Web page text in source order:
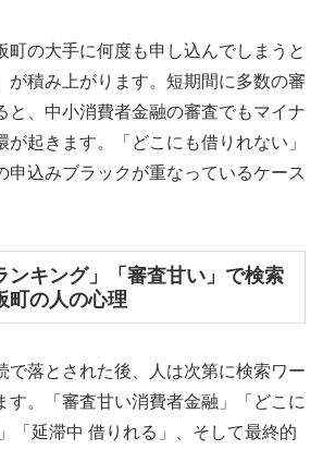
町の大手に何度も申し込んでしまうと
が積み上がります。短期間に多数の審
と、中小消費者金融の審査でもマイナ
が起きます。「どこにも借りれない」
申込みブラックが重なっているケース
ンキング」「審査甘い」で検索
町の人の心理
で落とされた後、人は次第に検索ワー
す。「審査甘い消費者金融」「どこに
「延滞中 借りれる」、そして最終的